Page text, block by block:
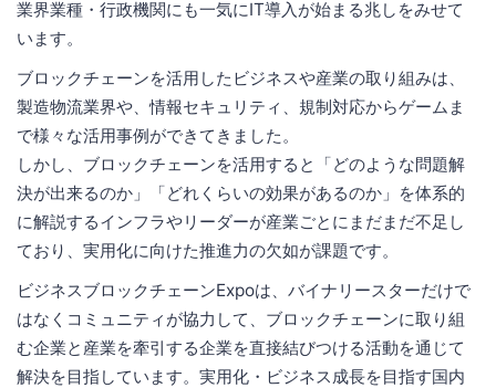
業界業種・行政機関にも一気にIT導入が始まる兆しをみせて
います。
ブロックチェーンを活用したビジネスや産業の取り組みは、
製造物流業界や、情報セキュリティ、規制対応からゲームま
で様々な活用事例ができてきました。
しかし、ブロックチェーンを活用すると「どのような問題解
決が出来るのか」「どれくらいの効果があるのか」を体系的
に解説するインフラやリーダーが産業ごとにまだまだ不足し
ており、実用化に向けた推進力の欠如が課題です。
ビジネスブロックチェーンExpoは、バイナリースターだけで
はなくコミュニティが協力して、ブロックチェーンに取り組
む企業と産業を牽引する企業を直接結びつける活動を通じて
解決を目指しています。実用化・ビジネス成長を目指す国内